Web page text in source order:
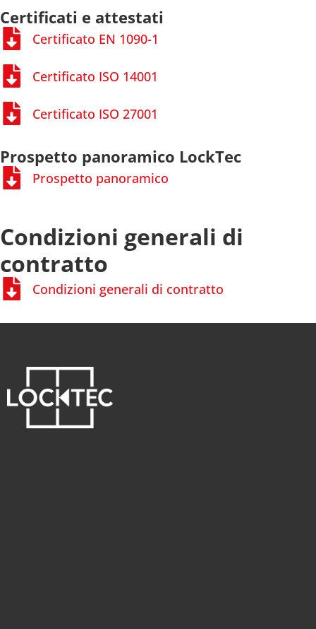
Certificati e attestati
Certificato EN 1090-1
Certificato ISO 14001
Certificato ISO 27001
Prospetto panoramico LockTec
Prospetto panoramico
Condizioni generali di
contratto
Condizioni generali di contratto